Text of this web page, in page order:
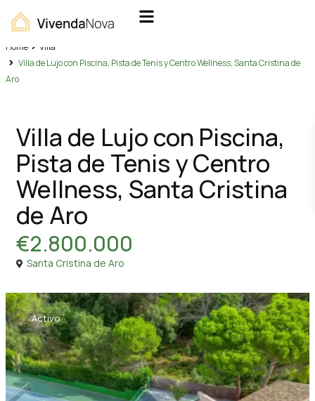
Home
Villa
Villa de Lujo con Piscina, Pista de Tenis y Centro Wellness, Santa Cristina de
Aro
Villa de Lujo con Piscina,
Pista de Tenis y Centro
Wellness, Santa Cristina
de Aro
€2.800.000
Santa Cristina de Aro
Activo